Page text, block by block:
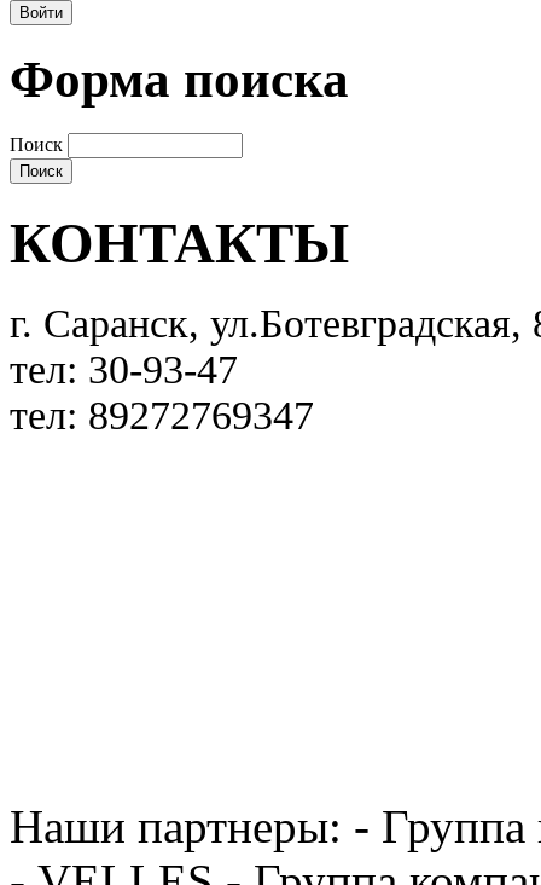
Форма поиска
Поиск
КОНТАКТЫ
г. Саранск, ул.Ботевградская,
тел: 30-93-47
тел: 89272769347
Наши партнеры: -